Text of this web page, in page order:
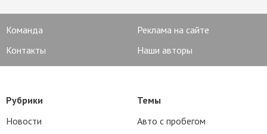
Команда
Реклама на сайте
Контакты
Наши авторы
Рубрики
Новости
Темы
Авто с пробегом